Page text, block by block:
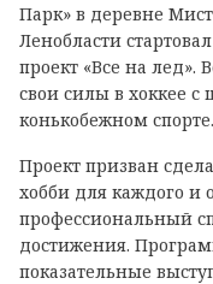
Парк» в деревне
Ленобласти
проект «Все на лед».
свои силы в хоккее
конькобежном спорте.
Проект призван
хобби для каждого и
профессиональный
достижения.
показательные